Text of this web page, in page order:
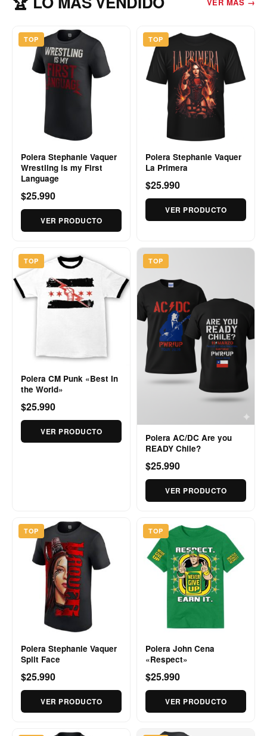
VER MÁS →
TOP
Polera Stephanie Vaquer
Wrestling is my First
Language
$25.990
VER PRODUCTO
TOP
Polera Stephanie Vaquer
La Primera
$25.990
VER PRODUCTO
TOP
Polera CM Punk «Best In
the World»
$25.990
VER PRODUCTO
TOP
Polera AC/DC Are you
READY Chile?
$25.990
VER PRODUCTO
TOP
Polera Stephanie Vaquer
Split Face
$25.990
VER PRODUCTO
TOP
Polera John Cena
«Respect»
$25.990
VER PRODUCTO